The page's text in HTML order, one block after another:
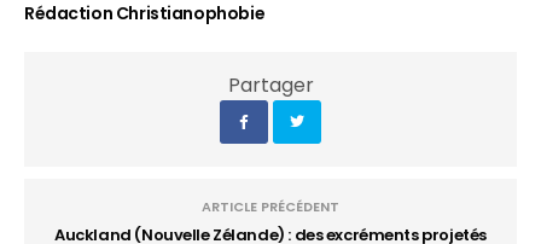
Rédaction Christianophobie
Partager
ARTICLE PRÉCÉDENT
Auckland (Nouvelle Zélande) : des excréments projetés